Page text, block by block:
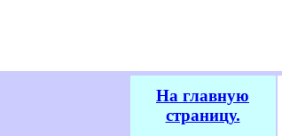
На главную
страницу.